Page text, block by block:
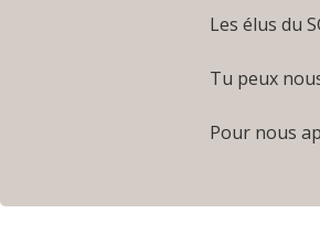
Les élus du
Tu peux
Pour nous